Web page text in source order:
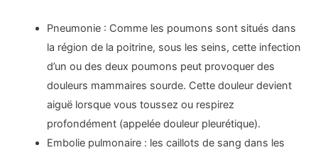
Pneumonie : Comme les poumons sont situés dans
la région de la poitrine, sous les seins, cette infection
d’un ou des deux poumons peut provoquer des
douleurs mammaires sourde. Cette douleur devient
aiguë lorsque vous toussez ou respirez
profondément (appelée douleur pleurétique).
Embolie pulmonaire : les caillots de sang dans les